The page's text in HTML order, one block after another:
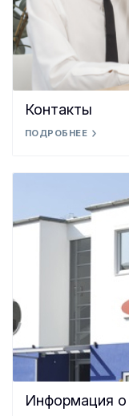
Контакты
ПОДРОБНЕЕ
Информация о